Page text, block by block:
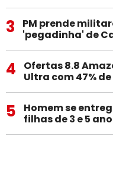
3
PM prende
'pegadinha' de
4
Ofertas 8.8
Ultra com 47%
5
Homem se
filhas de 3 e 5